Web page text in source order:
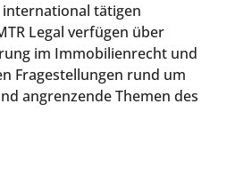
tätigen
Legal verfügen über
im Immobilienrecht und
Fragestellungen rund um
angrenzende Themen des